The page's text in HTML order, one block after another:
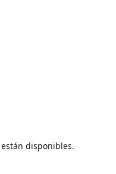
disponibles.